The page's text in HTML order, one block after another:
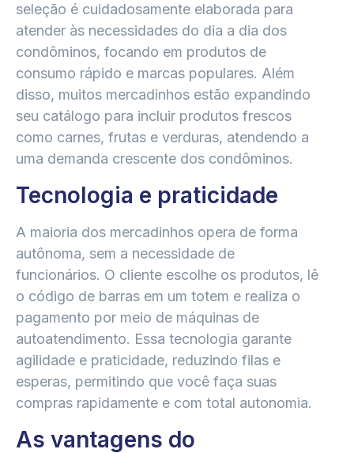
seleção é cuidadosamente elaborada para
atender às necessidades do dia a dia dos
condôminos, focando em produtos de
consumo rápido e marcas populares. Além
disso, muitos mercadinhos estão expandindo
seu catálogo para incluir produtos frescos
como carnes, frutas e verduras, atendendo a
uma demanda crescente dos condôminos.
Tecnologia e praticidade
A maioria dos mercadinhos opera de forma
autônoma, sem a necessidade de
funcionários. O cliente escolhe os produtos, lê
o código de barras em um totem e realiza o
pagamento por meio de máquinas de
autoatendimento. Essa tecnologia garante
agilidade e praticidade, reduzindo filas e
esperas, permitindo que você faça suas
compras rapidamente e com total autonomia.
As vantagens do